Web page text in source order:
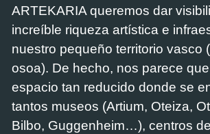
ARTEKARIA queremos dar
increíble riqueza artística e
nuestro pequeño territorio vasco
osoa). De hecho, nos parece
espacio tan reducido donde se
tantos museos (Artium, Oteiza,
Bilbo, Guggenheim…), centros